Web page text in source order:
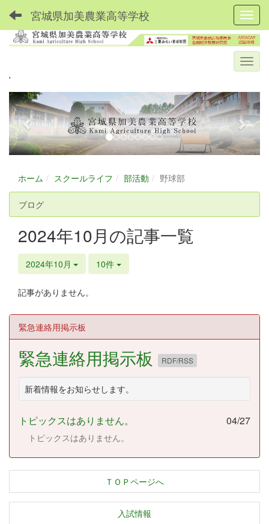
宮城県加美農業高等学校
'
p
r
e
v
o
u
s
n
e
x
t
ホーム スクールライフ 部活動 野球部
ブログ
2024年10月の記事一覧
2024年10月 10件
記事がありません。
緊急連絡用掲示板
緊急連絡用掲示板 RDF/RSS
新着情報をお知らせします。
トピックスはありません。 04/27
トピックスはありません。
ＴＯＰページへ
入試情報